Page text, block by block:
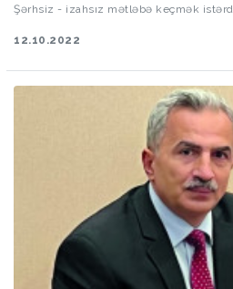
Şərhsiz - izahsız mətləbə keçmək
12.10.2022